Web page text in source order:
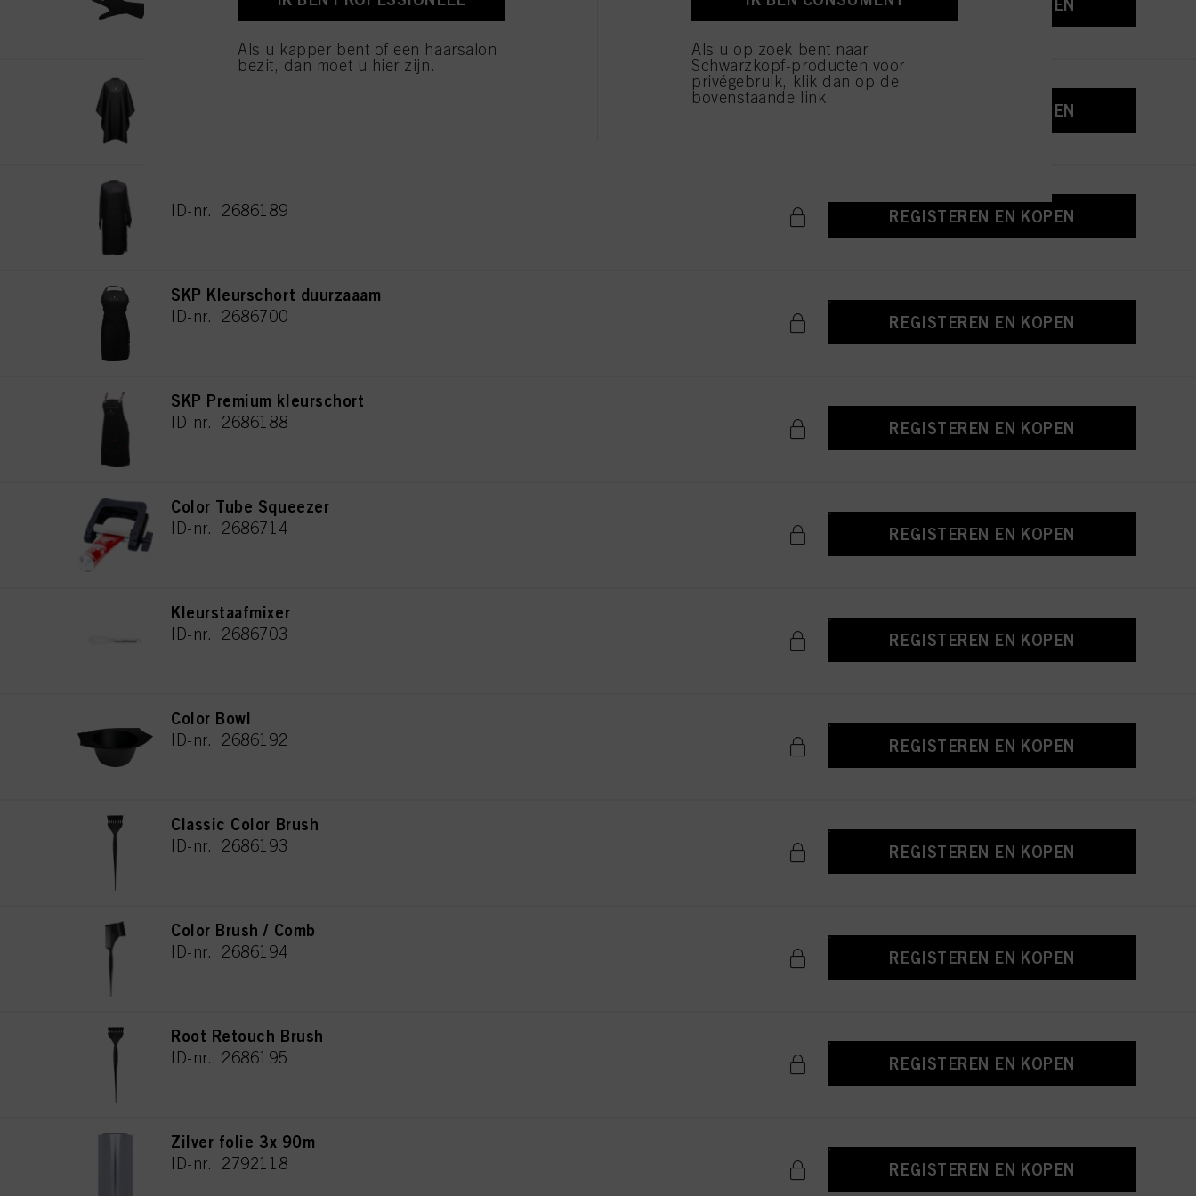
REGISTEREN EN KOPEN
REGISTEREN EN KOPEN
ID-nr. 2686189 REGISTEREN EN KOPEN
SKP Kleurschort duurzaaam
ID-nr. 2686700 REGISTEREN EN KOPEN
SKP Premium kleurschort
ID-nr. 2686188 REGISTEREN EN KOPEN
Color Tube Squeezer
ID-nr. 2686714 REGISTEREN EN KOPEN
Kleurstaafmixer
ID-nr. 2686703 REGISTEREN EN KOPEN
Color Bowl
ID-nr. 2686192 REGISTEREN EN KOPEN
Classic Color Brush
ID-nr. 2686193 REGISTEREN EN KOPEN
Color Brush / Comb
ID-nr. 2686194 REGISTEREN EN KOPEN
Root Retouch Brush
ID-nr. 2686195 REGISTEREN EN KOPEN
Zilver folie 3x 90m
ID-nr. 2792118 REGISTEREN EN KOPEN
Als u kapper bent of een haarsalon
bezit, dan moet u hier zijn.
Als u op zoek bent naar
Schwarzkopf-producten voor
privégebruik, klik dan op de
bovenstaande link.
alleen cookies gebruikt die technisch noodzakelijk zijn om u deze website aan te kunnen bieden..